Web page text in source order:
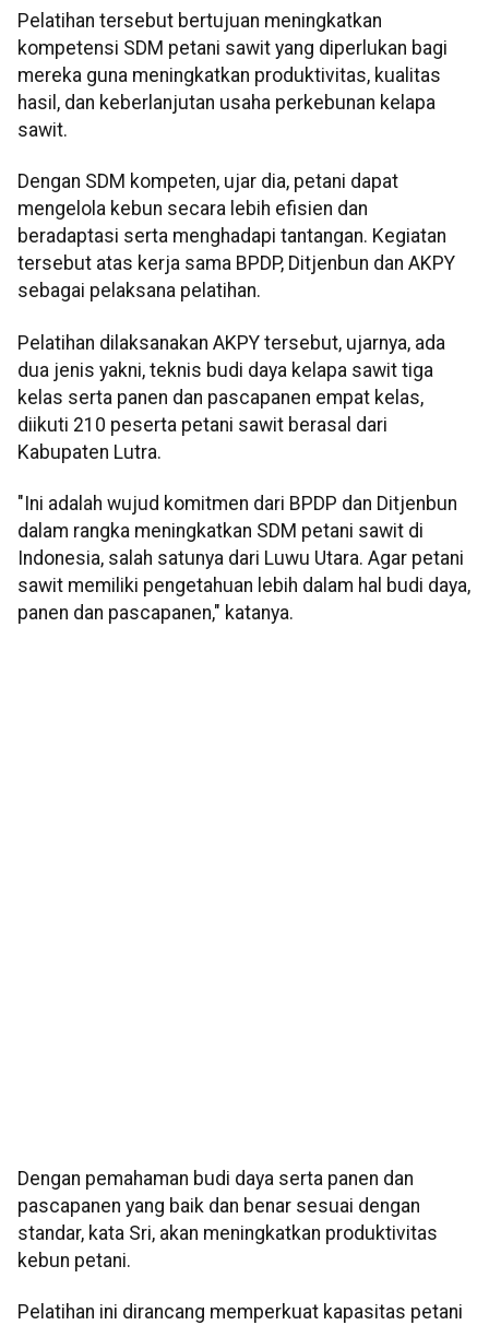
Pelatihan tersebut bertujuan meningkatkan
kompetensi SDM petani sawit yang diperlukan bagi
mereka guna meningkatkan produktivitas, kualitas
hasil, dan keberlanjutan usaha perkebunan kelapa
sawit.
Dengan SDM kompeten, ujar dia, petani dapat
mengelola kebun secara lebih efisien dan
beradaptasi serta menghadapi tantangan. Kegiatan
tersebut atas kerja sama BPDP, Ditjenbun dan AKPY
sebagai pelaksana pelatihan.
Pelatihan dilaksanakan AKPY tersebut, ujarnya, ada
dua jenis yakni, teknis budi daya kelapa sawit tiga
kelas serta panen dan pascapanen empat kelas,
diikuti 210 peserta petani sawit berasal dari
Kabupaten Lutra.
"Ini adalah wujud komitmen dari BPDP dan Ditjenbun
dalam rangka meningkatkan SDM petani sawit di
Indonesia, salah satunya dari Luwu Utara. Agar petani
sawit memiliki pengetahuan lebih dalam hal budi daya,
panen dan pascapanen," katanya.
Dengan pemahaman budi daya serta panen dan
pascapanen yang baik dan benar sesuai dengan
standar, kata Sri, akan meningkatkan produktivitas
kebun petani.
Pelatihan ini dirancang memperkuat kapasitas petani